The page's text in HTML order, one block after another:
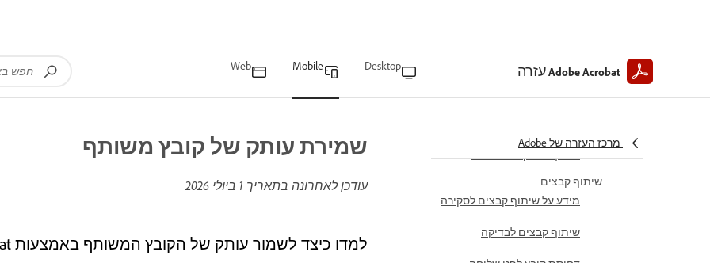
Adobe Acrobatעזרה Desktop
Mobile
Web
מרכז העזרה של Adobe
התאמה אישית של חוויות PDF
שיתוף PDF Spaces בנייד
שיתוף קבצים
מידע על שיתוף קבצים לסקירה
שיתוף קבצים לבדיקה
שמירת עותק של קובץ משותף
עודכן לאחרונה בתאריך 1 ביולי 2026
למדו כיצד לשמור עותק של הקובץ המשותף באמצעות Acrobat במכשירים ניידים.